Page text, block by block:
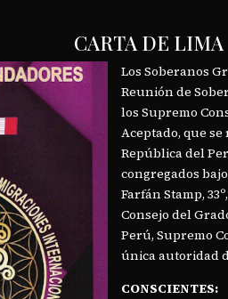
CARTA DE LIMA
Los Soberanos
Reunión de
los Supremo
Aceptado, que
República del
congregados
Farfán Stamp,
Consejo del
Perú, Supremo
única autoridad
CONSCIENTES: